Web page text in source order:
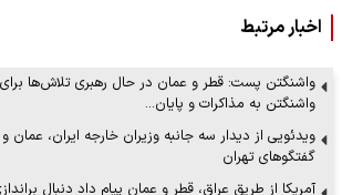
اخبار مرتبط
واشنگتن پست: قطر و عمان در حال رهبری تلاش‌ها برای
واشنگتن به مذاکرات و پایان…
ویدئویی از دیدار سه جانبه وزیران خارجه ایران،
گفتگوهای تهران
آمریکا از طریق عراق، قطر و عمان پیام داد دنبال